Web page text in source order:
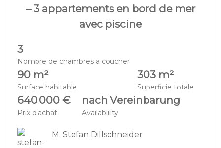
– 3 appartements en bord de mer
avec piscine
3
Nombre de chambres à coucher
90 m²
Surface habitable
303 m²
Superficie totale
640 000 €
Prix d'achat
nach Vereinbarung
Availablility
M. Stefan Dillschneider